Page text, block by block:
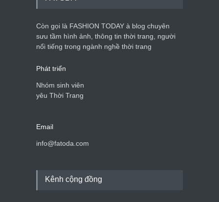
Chiếc áo dài cưới của Hoa
hậu Đỗ Hà ?
Thời trang nữ 21/10/2025
Còn gọi là FASHION TODAY à blog chuyên
sưu tầm hình ảnh, thông tin thời trang, người
nổi tiếng trong ngành nghề thời trang
Phát triển
Nhóm sinh viên
yêu Thời Trang
Email
info@fatoda.com
Kênh cộng đồng